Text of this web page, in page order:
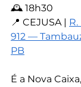
🕰️ 18h30
📍 CEJUSA |
912 —
PB
É a Nova